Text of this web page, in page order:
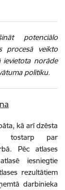
potenciālo
procesā veikto
ievietota norāde
politiku.
kā arī dzēsta
tostarp par
Pēc atlases
iesniegtie
rezultātiem
darbinieka